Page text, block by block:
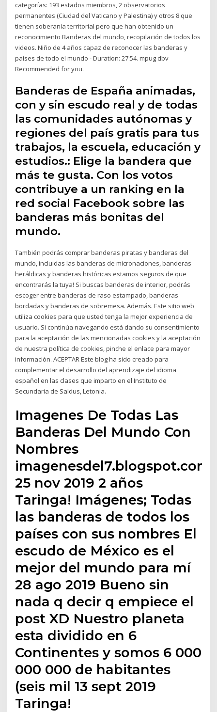
categorías: 193 estados miembros, 2 observatorios
permanentes (Ciudad del Vaticano y Palestina) y otros 8 que
tienen soberanía territorial pero que han obtenido un
reconocimiento Banderas del mundo, recopilación de todos los
videos. Niño de 4 años capaz de reconocer las banderas y
países de todo el mundo - Duration: 27:54. mpug dbv
Recommended for you.
Banderas de España animadas,
con y sin escudo real y de todas
las comunidades autónomas y
regiones del país gratis para tus
trabajos, la escuela, educación y
estudios.: Elige la bandera que
más te gusta. Con los votos
contribuye a un ranking en la
red social Facebook sobre las
banderas más bonitas del
mundo.
También podrás comprar banderas piratas y banderas del
mundo, incluidas las banderas de micronaciones, banderas
heráldicas y banderas históricas estamos seguros de que
encontrarás la tuya! Si buscas banderas de interior, podrás
escoger entre banderas de raso estampado, banderas
bordadas y banderas de sobremesa. Además. Este sitio web
utiliza cookies para que usted tenga la mejor experiencia de
usuario. Si continúa navegando está dando su consentimiento
para la aceptación de las mencionadas cookies y la aceptación
de nuestra política de cookies, pinche el enlace para mayor
información. ACEPTAR Este blog ha sido creado para
complementar el desarrollo del aprendizaje del idioma
español en las clases que imparto en el Instituto de
Secundaria de Saldus, Letonia.
Imagenes De Todas Las
Banderas Del Mundo Con
Nombres
imagenesdel7.blogspot.com
25 nov 2019 2 años
Taringa! Imágenes; Todas
las banderas de todos los
países con sus nombres El
escudo de México es el
mejor del mundo para mí
28 ago 2019 Bueno sin
nada q decir q empiece el
post XD Nuestro planeta
esta dividido en 6
Continentes y somos 6 000
000 000 de habitantes
(seis mil 13 sept 2019
Taringa!